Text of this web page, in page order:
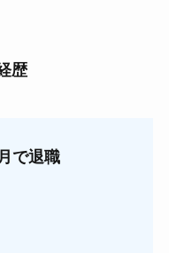
歴
で退職